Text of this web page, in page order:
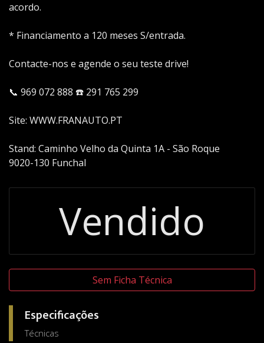
acordo.
* Financiamento a 120 meses S/entrada.
Contacte-nos e agende o seu teste drive!
📞 969 072 888 ☎️ 291 765 299
Site: WWW.FRANAUTO.PT
Stand: Caminho Velho da Quinta 1A - São Roque
9020-130 Funchal
Vendido
Sem Ficha Técnica
Especificações
Técnicas